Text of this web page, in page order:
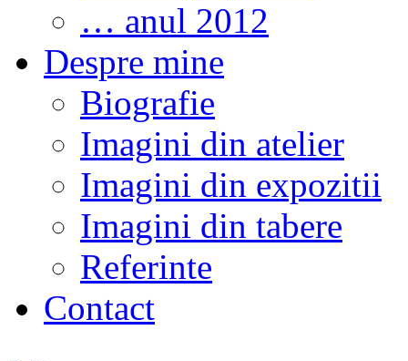
… anul 2012
Despre mine
Biografie
Imagini din atelier
Imagini din expozitii
Imagini din tabere
Referinte
Contact